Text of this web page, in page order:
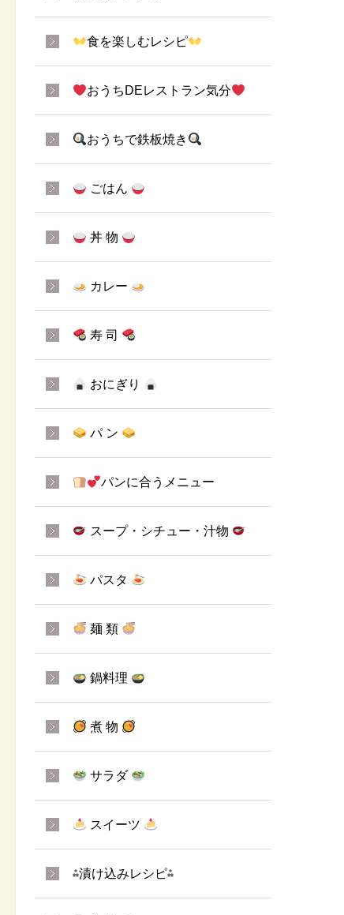
食を楽しむレシピ
おうちDEレストラン気分
おうちで鉄板焼き
ごはん
丼 物
カレー
寿 司
おにぎり
パ ン
パンに合うメニュー
スープ・シチュー・汁物
パスタ
麺 類
鍋料理
煮 物
サラダ
スイーツ
⁂漬け込みレシピ⁂